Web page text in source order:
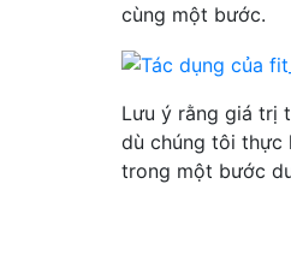
cùng một bước.
Lưu ý rằng giá trị
dù chúng tôi thực
trong một bước